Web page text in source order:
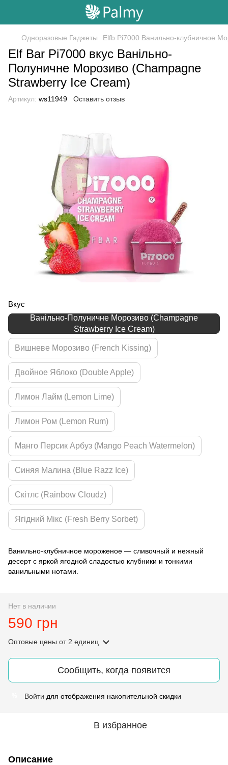
Одноразовые Гаджеты Elfb Pi7000 Ванильно-клубничное
Elf Bar Pi7000 вкус Ванільно-
Полуничне Морозиво (Champagne
Strawberry Ice Cream)
Артикул: ws11949 Оставить отзыв
Вкус
Ванільно-Полуничне Морозиво (Champagne
Strawberry Ice Cream)
Вишневе Морозиво (French Kissing)
Двойное Яблоко (Double Apple)
Лимон Лайм (Lemon Lime)
Лимон Ром (Lemon Rum)
Манго Персик Арбуз (Mango Peach Watermelon)
Синяя Малина (Blue Razz Ice)
Скітлс (Rainbow Cloudz)
Ягідний Мікс (Fresh Berry Sorbet)
Ванильно-клубничное мороженое — сливочный и нежный
десерт с яркой ягодной сладостью клубники и тонкими
ванильными нотами.
Нет в наличии
590 грн
Оптовые цены от 2 единиц
Сообщить, когда появится
Войти для отображения накопительной скидки
В избранное
Описание